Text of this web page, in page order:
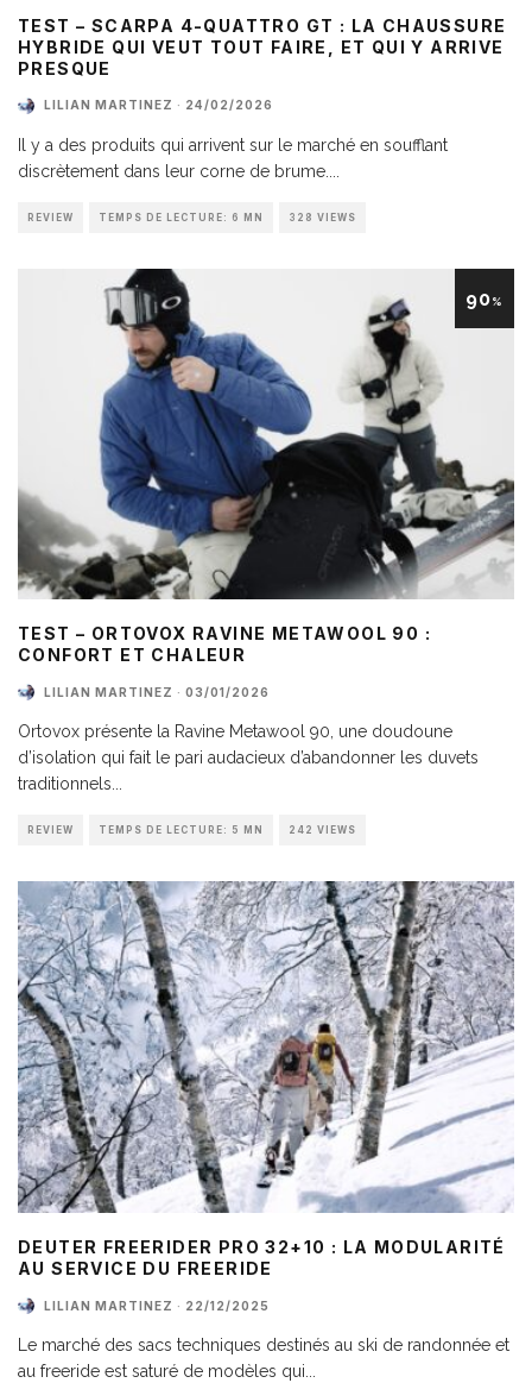
TEST – SCARPA 4-QUATTRO GT : LA CHAUSSURE
HYBRIDE QUI VEUT TOUT FAIRE, ET QUI Y ARRIVE
PRESQUE
LILIAN MARTINEZ · 24/02/2026
Il y a des produits qui arrivent sur le marché en soufflant
discrètement dans leur corne de brume.
REVIEW TEMPS DE LECTURE: 6 MN 328 VIEWS
90%
TEST – ORTOVOX RAVINE METAWOOL 90 :
CONFORT ET CHALEUR
LILIAN MARTINEZ · 03/01/2026
Ortovox présente la Ravine Metawool 90, une doudoune
d’isolation qui fait le pari audacieux d’abandonner les duvets
traditionnels...
REVIEW TEMPS DE LECTURE: 5 MN 242 VIEWS
DEUTER FREERIDER PRO 32+10 : LA MODULARITÉ
AU SERVICE DU FREERIDE
LILIAN MARTINEZ · 22/12/2025
Le marché des sacs techniques destinés au ski de randonnée et
au freeride est saturé de modèles qui